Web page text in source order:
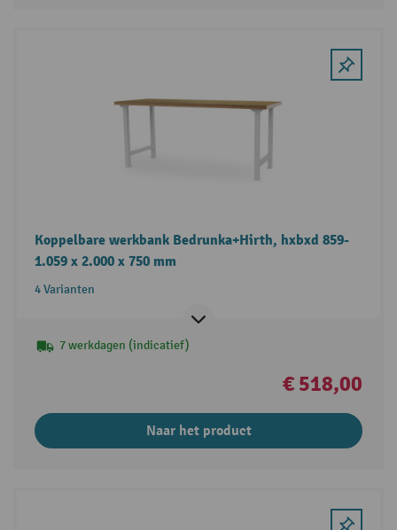
Koppelbare werkbank Bedrunka+Hirth, hxbxd 859-
1.059 x 2.000 x 750 mm
4 Varianten
7 werkdagen (indicatief)
€ 518,00
Naar het product